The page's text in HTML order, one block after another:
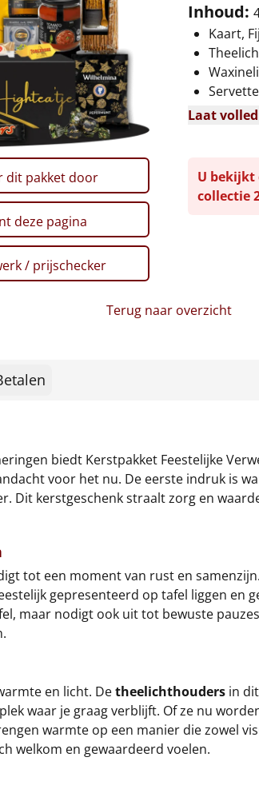
Inhoud:
Kaart,
Laat
dit pakket door
deze pagina
/ prijschecker
U bekijkt
collectie
Terug naar overzicht
biedt Kerstpakket Feestelijke
voor het nu. De eerste indruk is
Dit kerstgeschenk straalt zorg en
tot een moment van rust en
gepresenteerd op tafel liggen en
maar nodigt ook uit tot bewuste
en licht. Detheelichthouders in
waar je graag verblijft. Of ze nu
warmte op een manier die zowel
welkom en gewaardeerd voelen.